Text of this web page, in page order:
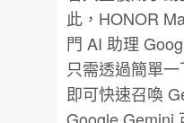
此，HONOR
門 AI 助理
只需透過簡單
即可快速召喚
Google Gemini